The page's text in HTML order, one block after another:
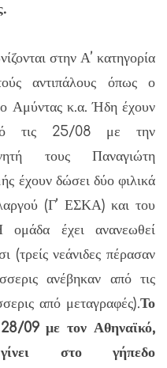
στην Α’ κατηγορία
αντιπάλους όπως ο
Αμύντας κ.α. Ήδη έχουν
τις 25/08 με την
τους Παναγιώτη
έχουν δώσει δύο φιλικά
(Γ’ ΕΣΚΑ) και του
έχει ανανεωθεί
(τρείς νεάνιδες πέρασαν
ανέβηκαν από τις
από μεταγραφές).Το
09 με τον Αθηναϊκό,
στο γήπεδο